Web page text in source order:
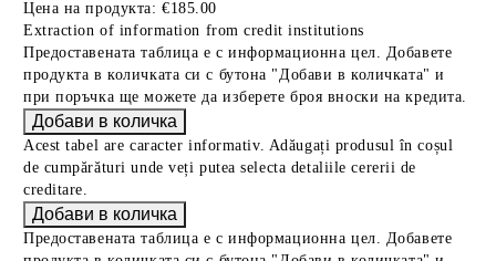
Цена на продукта: €185.00
Extraction of information from credit institutions
Предоставената таблица е с информационна цел. Добавете
продукта в количката си с бутона "Добави в количката" и
при поръчка ще можете да изберете броя вноски на кредита.
Acest tabel are caracter informativ. Adăugați produsul în coșul
de cumpărături unde veți putea selecta detaliile cererii de
creditare.
Предоставената таблица е с информационна цел. Добавете